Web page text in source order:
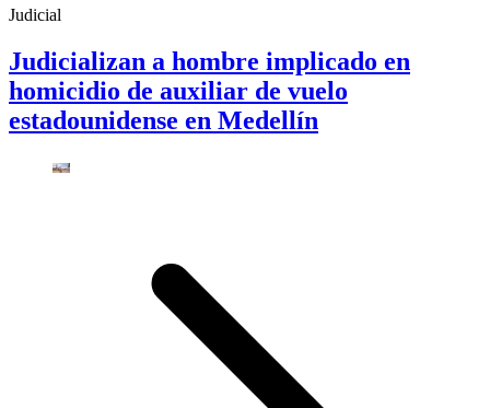
Judicial
Judicializan a hombre implicado en
homicidio de auxiliar de vuelo
estadounidense en Medellín